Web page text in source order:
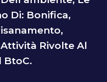
Di: Bonifica,
Rivolte Al
BtoC.